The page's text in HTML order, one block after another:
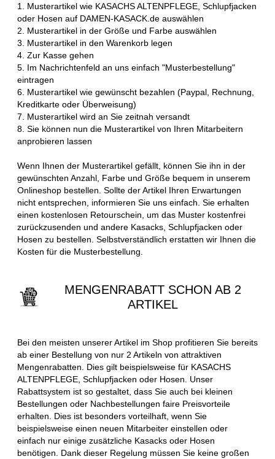
1. Musterartikel wie KASACHS ALTENPFLEGE, Schlupfjacken
oder Hosen auf DAMEN-KASACK.de auswählen
2. Musterartikel in der Größe und Farbe auswählen
3. Musterartikel in den Warenkorb legen
4. Zur Kasse gehen
5. Im Nachrichtenfeld an uns einfach "Musterbestellung"
eintragen
6. Musterartikel wie gewünscht bezahlen (Paypal, Rechnung,
Kreditkarte oder Überweisung)
7. Musterartikel wird an Sie zeitnah versandt
8. Sie können nun die Musterartikel von Ihren Mitarbeitern
anprobieren lassen
Wenn Ihnen der Musterartikel gefällt, können Sie ihn in der
gewünschten Anzahl, Farbe und Größe bequem in unserem
Onlineshop bestellen. Sollte der Artikel Ihren Erwartungen
nicht entsprechen, informieren Sie uns einfach. Sie erhalten
einen kostenlosen Retourschein, um das Muster kostenfrei
zurückzusenden und andere Kasacks, Schlupfjacken oder
Hosen zu bestellen. Selbstverständlich erstatten wir Ihnen die
Kosten für die Musterbestellung.
MENGENRABATT SCHON AB 2
ARTIKEL
Bei den meisten unserer Artikel im Shop profitieren Sie bereits
ab einer Bestellung von nur 2 Artikeln von attraktiven
Mengenrabatten. Dies gilt beispielsweise für KASACHS
ALTENPFLEGE, Schlupfjacken oder Hosen. Unser
Rabattsystem ist so gestaltet, dass Sie auch bei kleinen
Bestellungen oder Nachbestellungen faire Preisvorteile
erhalten. Dies ist besonders vorteilhaft, wenn Sie
beispielsweise einen neuen Mitarbeiter einstellen oder
einfach nur einige zusätzliche Kasacks oder Hosen
benötigen. Dank dieser Regelung müssen Sie keine großen